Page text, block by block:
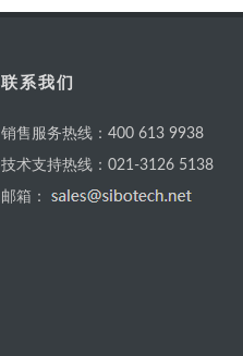
联系我们
销售服务热线：400 613 9938
技术支持热线：021-3126 5138
邮箱：